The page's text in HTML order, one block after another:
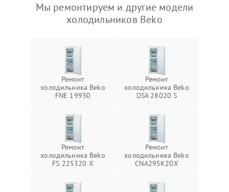
Мы ремонтируем и другие модели
холодильников Beko
Ремонт
холодильника Beko
FNE 19930
Ремонт
холодильника Beko
DSA 28020 S
Ремонт
холодильника Beko
FS 225320 X
Ремонт
холодильника Beko
CNA295K20X